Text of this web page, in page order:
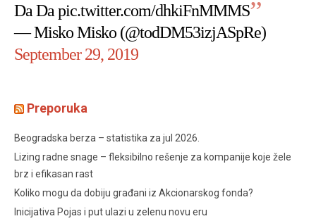
Da Da pic.twitter.com/dhkiFnMMMS
— Misko Misko (@todDM53izjASpRe)
September 29, 2019
Preporuka
Beogradska berza – statistika za jul 2026.
Lizing radne snage – fleksibilno rešenje za kompanije koje žele
brz i efikasan rast
Koliko mogu da dobiju građani iz Akcionarskog fonda?
Inicijativa Pojas i put ulazi u zelenu novu eru